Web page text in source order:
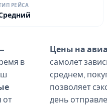
РЕЙСА
в
от
Цены на
самолет
среднем,
позволяет
день